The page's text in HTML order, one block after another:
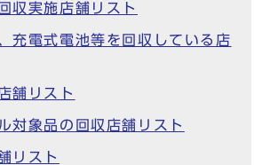
収実施店舗リスト
充電式電池等を回収している店
舗リスト
対象品の回収店舗リスト
リスト